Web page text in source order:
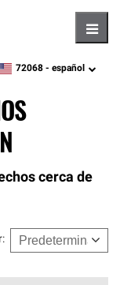
zipcode,language
72068 - español
cerca de
: